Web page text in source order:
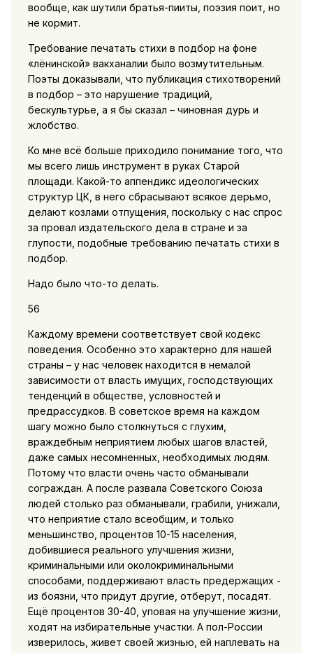
вообще, как шутили братья-пииты, поэзия поит, но
не кормит.
Требование печатать стихи в подбор на фоне
«лёнинской» вакханалии было возмутительным.
Поэты доказывали, что публикация стихотворений
в подбор – это нарушение традиций,
бескультурье, а я бы сказал – чиновная дурь и
жлобство.
Ко мне всё больше приходило понимание того, что
мы всего лишь инструмент в руках Старой
площади. Какой-то аппендикс идеологических
структур ЦК, в него сбрасывают всякое дерьмо,
делают козлами отпущения, поскольку с нас спрос
за провал издательского дела в стране и за
глупости, подобные требованию печатать стихи в
подбор.
Надо было что-то делать.
56
Каждому времени соответствует свой кодекс
поведения. Особенно это характерно для нашей
страны – у нас человек находится в немалой
зависимости от власть имущих, господствующих
тенденций в обществе, условностей и
предрассудков. В советское время на каждом
шагу можно было столкнуться с глухим,
враждебным неприятием любых шагов властей,
даже самых несомненных, необходимых людям.
Потому что власти очень часто обманывали
сограждан. А после развала Советского Союза
людей столько раз обманывали, грабили, унижали,
что неприятие стало всеобщим, и только
меньшинство, процентов 10-15 населения,
добившиеся реального улучшения жизни,
криминальными или околокриминальными
способами, поддерживают власть предержащих -
из боязни, что придут другие, отберут, посадят.
Ещё процентов 30-40, уповая на улучшение жизни,
ходят на избирательные участки. А пол-России
изверилось, живет своей жизнью, ей наплевать на